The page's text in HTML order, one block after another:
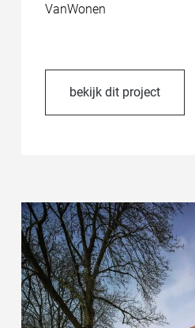
VanWonen
bekijk dit project